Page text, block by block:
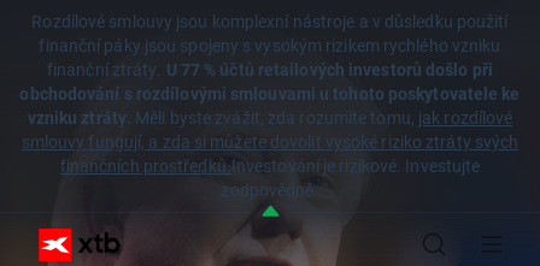
Rozdílové smlouvy jsou komplexní nástroje a v důsledku použití
finanční páky jsou spojeny s vysokým rizikem rychlého vzniku
finanční ztráty. U 77 % účtů retailových investorů došlo při
obchodování s rozdílovými smlouvami u tohoto poskytovatele ke
vzniku ztráty. Měli byste zvážit, zda rozumíte tomu, jak rozdílové
smlouvy fungují, a zda si můžete dovolit vysoké riziko ztráty svých
finančních prostředků.Investování je rizikové. Investujte
zodpovědně.